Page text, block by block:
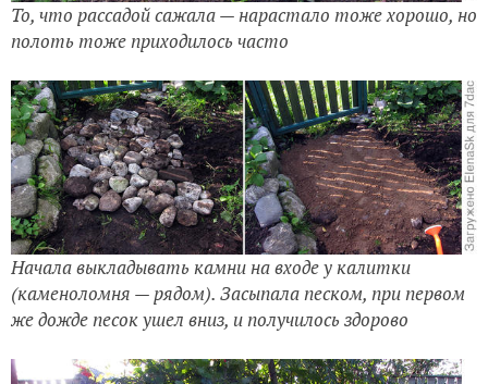
То, что рассадой сажала — нарастало тоже хорошо, но
полоть тоже приходилось часто
Начала выкладывать камни на входе у калитки
(каменоломня — рядом). Засыпала песком, при первом
же дожде песок ушел вниз, и получилось здорово